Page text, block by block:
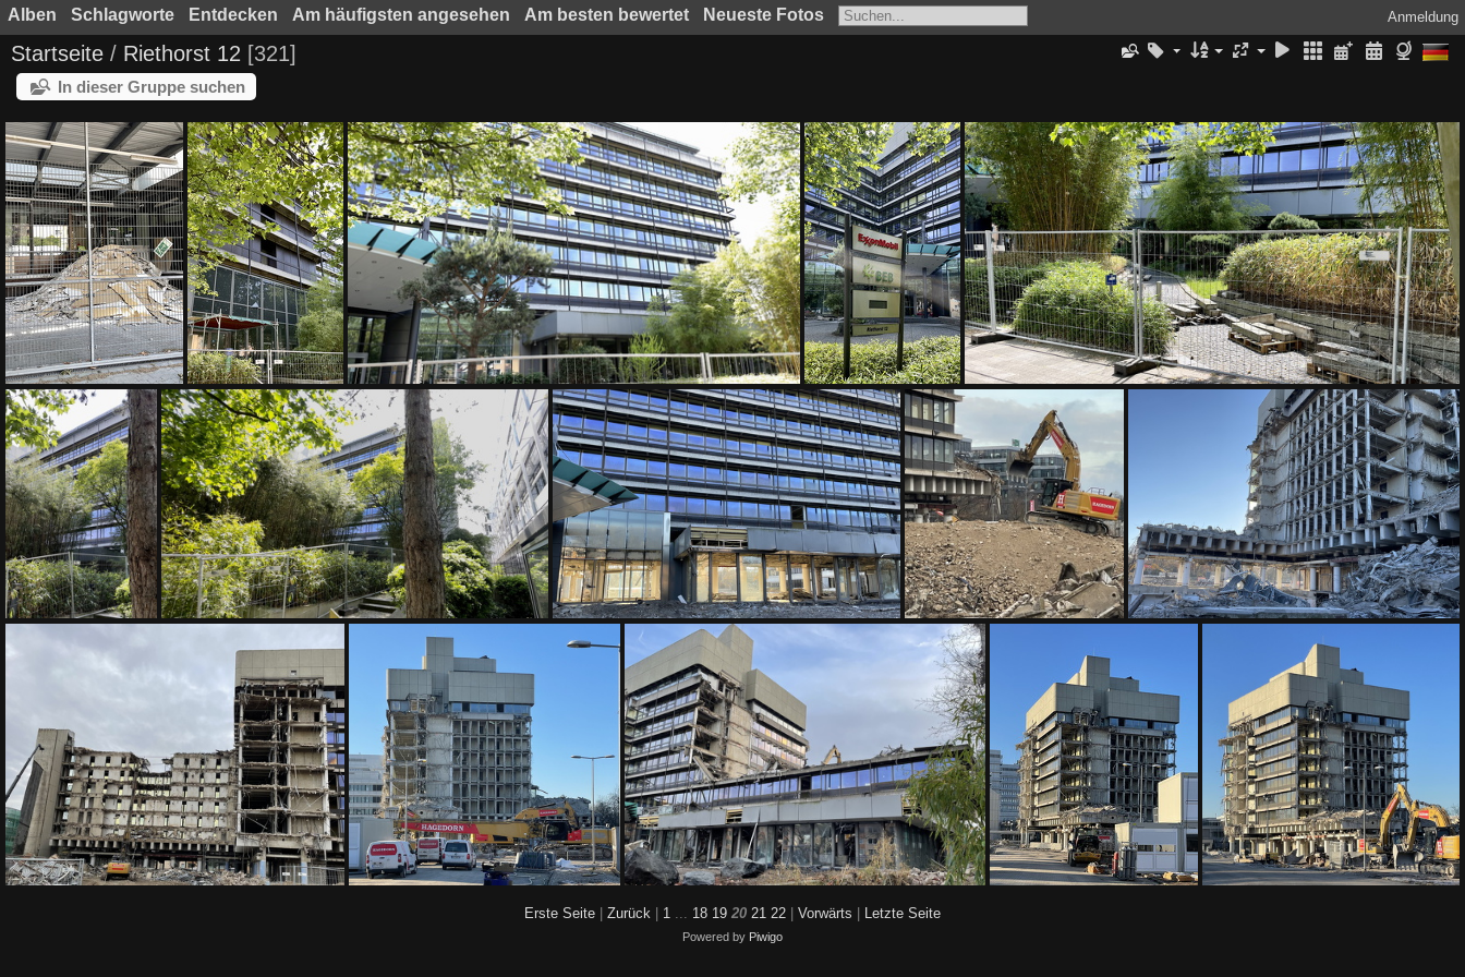
Alben Schlagworte Entdecken Am häufigsten angesehen Am besten bewertet Neueste Fotos Anmeldung
Startseite / Riethorst 12 321
In dieser Gruppe suchen
IMG 9290 IMG 9289 IMG 9288 IMG 9287
IMG 9284 IMG 1556 IMG 1595 IMG 1557
Erste Seite Zurück 1 ... 18 19 20 21 22 Vorwärts Letzte Seite
Powered by Piwigo